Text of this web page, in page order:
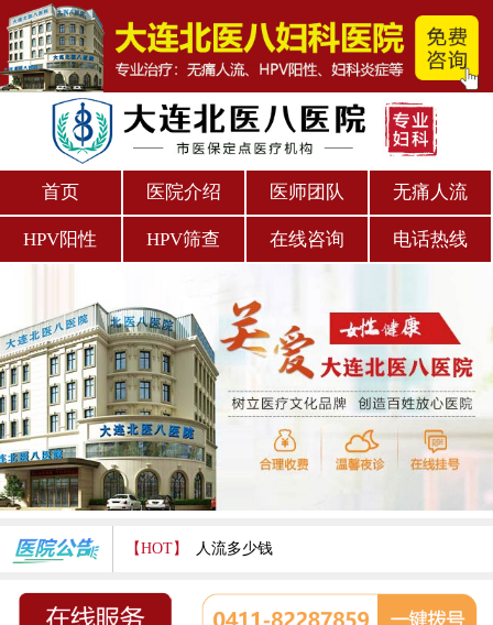
首页 医院介绍 医师团队 无痛人流
HPV阳性 HPV筛查 在线咨询 电话热线
【HOT】 人流多少钱
打胎费用多少